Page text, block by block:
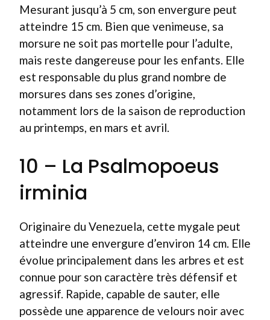
Mesurant jusqu’à 5 cm, son envergure peut
atteindre 15 cm. Bien que venimeuse, sa
morsure ne soit pas mortelle pour l’adulte,
mais reste dangereuse pour les enfants. Elle
est responsable du plus grand nombre de
morsures dans ses zones d’origine,
notamment lors de la saison de reproduction
au printemps, en mars et avril.
10 – La Psalmopoeus
irminia
Originaire du Venezuela, cette mygale peut
atteindre une envergure d’environ 14 cm. Elle
évolue principalement dans les arbres et est
connue pour son caractère très défensif et
agressif. Rapide, capable de sauter, elle
possède une apparence de velours noir avec